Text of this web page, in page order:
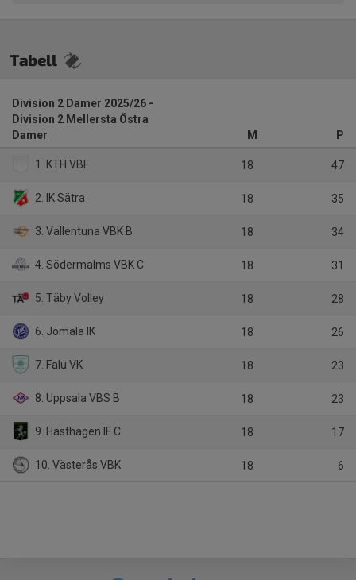
Tabell
Division 2 Damer 2025/26 -
Division 2 Mellersta Östra
Damer
M P
1. KTH VBF 18 47
2. IK Sätra 18 35
3. Vallentuna VBK B 18 34
4. Södermalms VBK C 18 31
5. Täby Volley 18 28
6. Jomala IK 18 26
7. Falu VK 18 23
8. Uppsala VBS B 18 23
9. Hästhagen IF C 18 17
10. Västerås VBK 18 6